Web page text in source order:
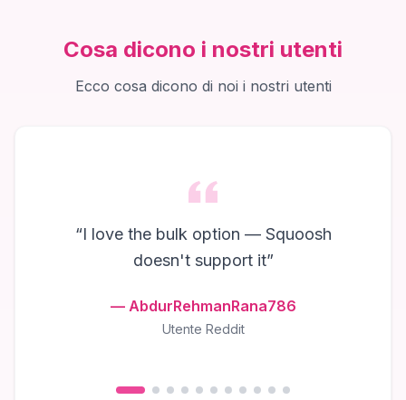
Cosa dicono i nostri utenti
Ecco cosa dicono di noi i nostri utenti
“I love the bulk option — Squoosh
doesn't support it”
— AbdurRehmanRana786
Utente Reddit